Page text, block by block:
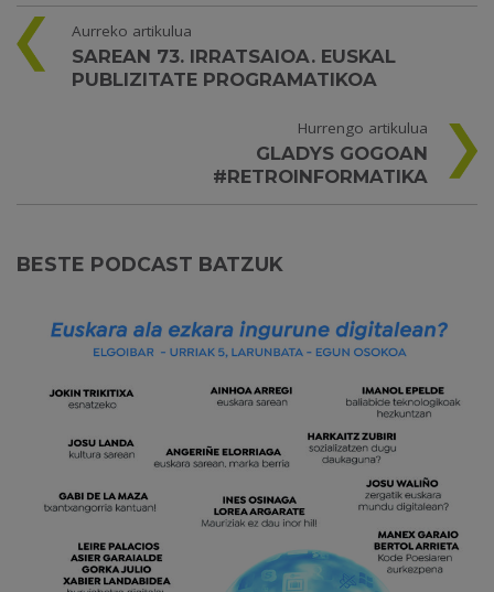
Aurreko artikulua
SAREAN 73. IRRATSAIOA. EUSKAL
PUBLIZITATE PROGRAMATIKOA
Hurrengo artikulua
GLADYS GOGOAN
#RETROINFORMATIKA
BESTE PODCAST BATZUK